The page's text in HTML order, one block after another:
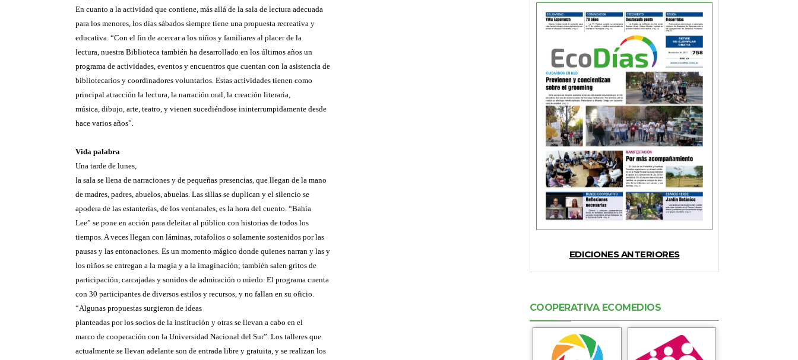
En cuanto a la actividad que contiene, más allá de la sala de lectura adecuada
para los menores, los días sábados siempre tiene una propuesta recreativa y
educativa. “Con el fin de acercar a los niños y familiares al placer de la
lectura, nuestra Biblioteca también ha desarrollado en los últimos años un
programa de actividades, eventos y encuentros que cuentan con la asistencia de
bibliotecarios y coordinadores voluntarios. Estas actividades tienen como
principal atracción la lectura, la narración oral, la creación literaria,
música, dibujo, arte, teatro, y vienen sucediéndose ininterrumpidamente desde
hace varios años”.
Vida palabra
Una tarde de lunes,
la sala se llena de narraciones y de pequeñas presencias, que llegan de la mano
de madres, padres, abuelos, abuelas. Las sillas se duplican y el silencio se
apodera de las estanterías, de los ventanales, es la hora del cuento. “Bahía
Lee” se pone en acción para deleitar al público con historias de todos los
tiempos. A veces llegan con láminas, rotafolios o solamente sostenidos por las
pausas y las entonaciones. Es un momento mágico donde quienes narran y las y
los niños se entregan a la magia y a la imaginación; también salen gritos de
participación, carcajadas y sonidos de admiración o miedo. El programa cuenta
con 30 participantes de diversos estilos y recursos, y no fallan en su oficio.
“Algunas propuestas surgieron de ideas
planteadas por los socios de la institución y otras se llevan a cabo en el
marco de cooperación con la Universidad Nacional del Sur”. Los talleres que
actualmente se llevan adelante son de entrada libre y gratuita, y se realizan los
EDICIONES ANTERIORES
COOPERATIVA ECOMEDIOS